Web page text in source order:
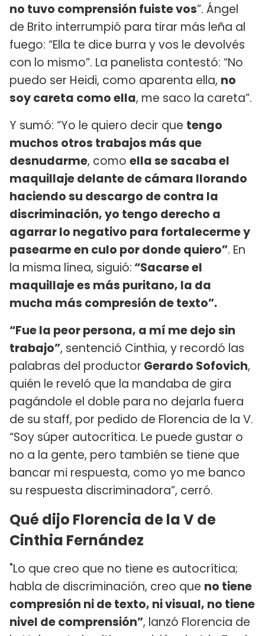
no tuvo comprensión fuiste vos”. Ángel
de Brito interrumpió para tirar más leña al
fuego: “Ella te dice burra y vos le devolvés
con lo mismo”. La panelista contestó: “No
puedo ser Heidi, como aparenta ella, no
soy careta como ella, me saco la careta”.
Y sumó: “Yo le quiero decir que tengo
muchos otros trabajos más que
desnudarme, como ella se sacaba el
maquillaje delante de cámara llorando
haciendo su descargo de contra la
discriminación, yo tengo derecho a
agarrar lo negativo para fortalecerme y
pasearme en culo por donde quiero”. En
la misma línea, siguió: “Sacarse el
maquillaje es más puritano, la da
mucha más compresión de texto”.
“Fue la peor persona, a mí me dejo sin
trabajo”, sentenció Cinthia, y recordó las
palabras del productor Gerardo Sofovich,
quién le reveló que la mandaba de gira
pagándole el doble para no dejarla fuera
de su staff, por pedido de Florencia de la V.
“Soy súper autocrítica. Le puede gustar o
no a la gente, pero también se tiene que
bancar mi respuesta, como yo me banco
su respuesta discriminadora”, cerró.
Qué dijo Florencia de la V de
Cinthia Fernández
"Lo que creo que no tiene es autocrítica;
habla de discriminación, creo que no tiene
compresión ni de texto, ni visual, no tiene
nivel de comprensión”, lanzó Florencia de